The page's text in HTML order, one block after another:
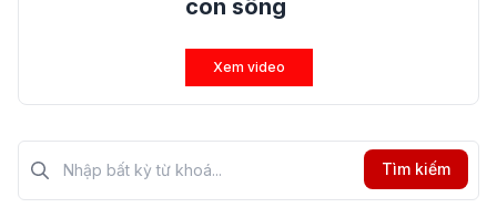
con sông
Xem video
Tìm kiếm?>
Tìm kiếm